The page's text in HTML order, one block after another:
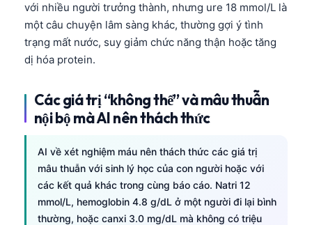
với nhiều người trưởng thành, nhưng ure 18 mmol/L là
một câu chuyện lâm sàng khác, thường gợi ý tình
trạng mất nước, suy giảm chức năng thận hoặc tăng
dị hóa protein.
Các giá trị “không thể” và mâu thuẫn
nội bộ mà AI nên thách thức
AI về xét nghiệm máu nên thách thức các giá trị
mâu thuẫn với sinh lý học của con người hoặc với
các kết quả khác trong cùng báo cáo. Natri 12
mmol/L, hemoglobin 4.8 g/dL ở một người đi lại bình
thường, hoặc canxi 3.0 mg/dL mà không có triệu